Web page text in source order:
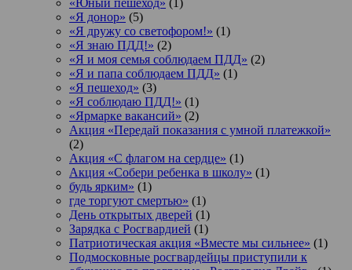
«Я донор» (5)
«Я дружу со светофором!» (1)
«Я знаю ПДД!» (2)
«Я и моя семья соблюдаем ПДД» (2)
«Я и папа соблюдаем ПДД» (1)
«Я пешеход» (3)
«Я соблюдаю ПДД!» (1)
«Ярмарке вакансий» (2)
Акция «Передай показания с умной платежкой»
(2)
Акция «С флагом на сердце» (1)
Акция «Собери ребенка в школу» (1)
будь ярким» (1)
где торгуют смертью» (1)
День открытых дверей (1)
Зарядка с Росгвардией (1)
Патриотическая акция «Вместе мы сильнее» (1)
Подмосковные росгвардейцы приступили к